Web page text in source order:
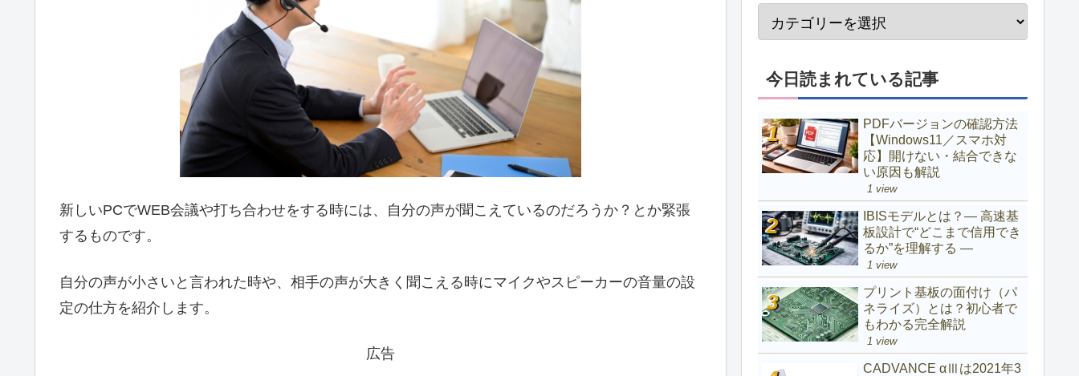
新しいPCでWEB会議や打ち合わせをする時には、自分の声が聞こえているのだろうか？とか緊張
するものです。
自分の声が小さいと言われた時や、相手の声が大きく聞こえる時にマイクやスピーカーの音量の設
定の仕方を紹介します。
広告
今日読まれている記事
PDFバージョンの確認方法
【Windows11／スマホ対
応】開けない・結合できな
い原因も解説
1 view
IBISモデルとは？― 高速基
板設計で“どこまで信用でき
るか”を理解する ―
1 view
プリント基板の面付け（パ
ネライズ）とは？初心者で
もわかる完全解説
1 view
CADVANCE αⅢは2021年3